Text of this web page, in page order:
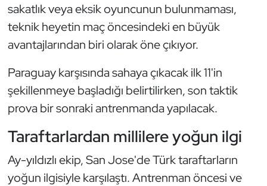
sakatlık veya eksik oyuncunun bulunmaması,
teknik heyetin maç öncesindeki en büyük
avantajlarından biri olarak öne çıkıyor.
Paraguay karşısında sahaya çıkacak ilk 11'in
şekillenmeye başladığı belirtilirken, son taktik
prova bir sonraki antrenmanda yapılacak.
Taraftarlardan millilere yoğun ilgi
Ay-yıldızlı ekip, San Jose'de Türk taraftarların
yoğun ilgisiyle karşılaştı. Antrenman öncesi ve
Kürek
Masa Tenisi
Modern Pentatlon
Motor Sporları
Muay Thai
Okçuluk